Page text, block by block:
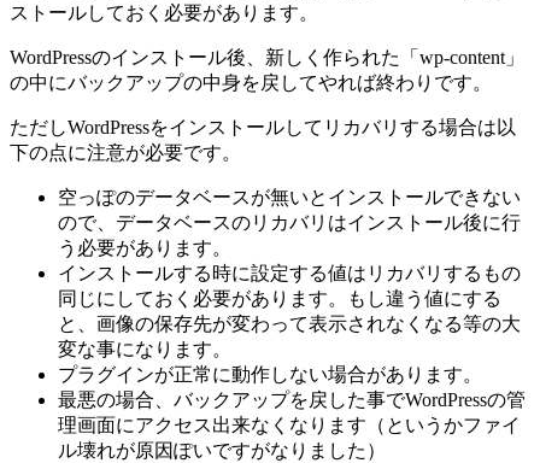
ストールしておく必要があります。
WordPressのインストール後、新しく作られた「wp-content」
の中にバックアップの中身を戻してやれば終わりです。
ただしWordPressをインストールしてリカバリする場合は以
下の点に注意が必要です。
空っぽのデータベースが無いとインストールできない
ので、データベースのリカバリはインストール後に行
う必要があります。
インストールする時に設定する値はリカバリするもの
同じにしておく必要があります。もし違う値にする
と、画像の保存先が変わって表示されなくなる等の大
変な事になります。
プラグインが正常に動作しない場合があります。
最悪の場合、バックアップを戻した事でWordPressの管
理画面にアクセス出来なくなります（というかファイ
ル壊れが原因ぽいですがなりました）